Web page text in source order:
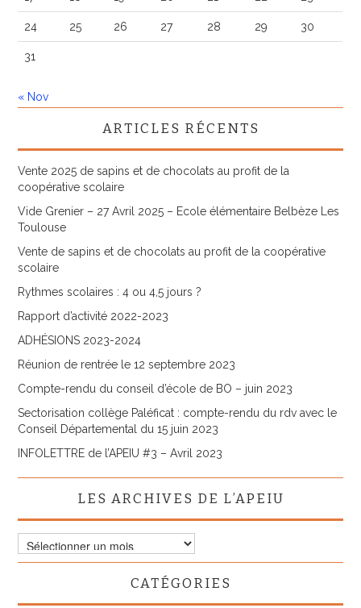
24 25 26 27 28 29 30
31
« Nov
ARTICLES RÉCENTS
Vente 2025 de sapins et de chocolats au profit de la
coopérative scolaire
Vide Grenier – 27 Avril 2025 – Ecole élémentaire Belbèze Les
Toulouse
Vente de sapins et de chocolats au profit de la coopérative
scolaire
Rythmes scolaires : 4 ou 4,5 jours ?
Rapport d’activité 2022-2023
ADHÉSIONS 2023-2024
Réunion de rentrée le 12 septembre 2023
Compte-rendu du conseil d’école de BO – juin 2023
Sectorisation collège Paléficat : compte-rendu du rdv avec le
Conseil Départemental du 15 juin 2023
INFOLETTRE de l’APEIU #3 – Avril 2023
LES ARCHIVES DE L’APEIU
Les
archives
CATÉGORIES